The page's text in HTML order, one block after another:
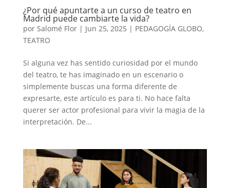
¿Por qué apuntarte a un curso de teatro en
Madrid puede cambiarte la vida?
por Salomé Flor| Jun 25, 2025 | PEDAGOGÍA GLOBO,
TEATRO
Si alguna vez has sentido curiosidad por el mundo
del teatro, te has imaginado en un escenario o
simplemente buscas una forma diferente de
expresarte, este artículo es para ti. No hace falta
querer ser actor profesional para vivir la magia de la
interpretación. De...